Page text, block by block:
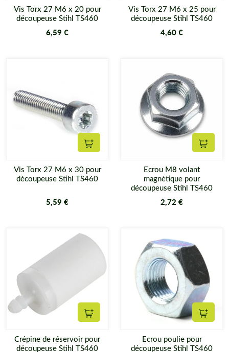
Vis Torx 27 M6 x 20 pour
découpeuse Stihl TS460
6,59 €
Vis Torx 27 M6 x 25 pour
découpeuse Stihl TS460
4,60 €
Ajouter au panier
Vis Torx 27 M6 x 30 pour
découpeuse Stihl TS460
5,59 €
Ecrou M8 volant
magnétique pour
découpeuse Stihl TS460
2,72 €
Ajouter au panier
Crépine de réservoir pour
découpeuse Stihl TS460
Ecrou poulie pour
découpeuse Stihl TS460